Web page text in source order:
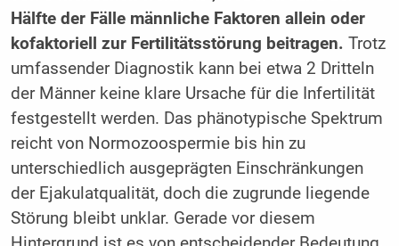
Hälfte der Fälle männliche Faktoren allein oder
kofaktoriell zur Fertilitätsstörung beitragen. Trotz
umfassender Diagnostik kann bei etwa 2 Dritteln
der Männer keine klare Ursache für die Infertilität
festgestellt werden. Das phänotypische Spektrum
reicht von Normozoospermie bis hin zu
unterschiedlich ausgeprägten Einschränkungen
der Ejakulatqualität, doch die zugrunde liegende
Störung bleibt unklar. Gerade vor diesem